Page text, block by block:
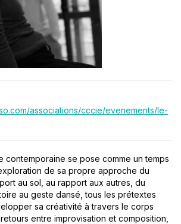
associations/cccie/evenements/le-
contemporaine se pose comme un temps
de sa propre approche du
au sol, au rapport aux autres, du
au geste dansé, tous les prétextes
sa créativité à travers le corps
entre improvisation et composition,